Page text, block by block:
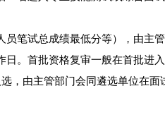
员笔试总成绩最低分等），由主
。首批资格复审一般在首批进
，由主管部门会同遴选单位在面